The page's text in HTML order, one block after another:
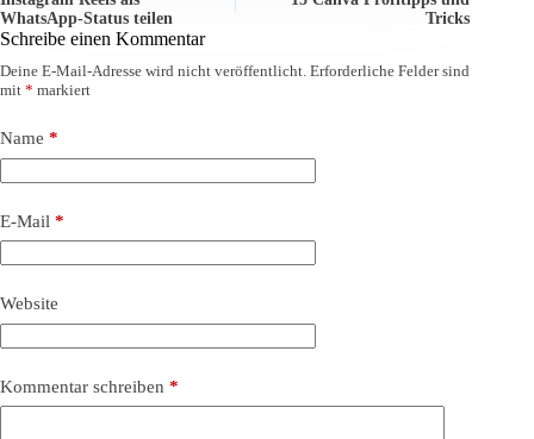
WhatsApp-Status teilen
Tricks
Schreibe einen Kommentar
Deine E-Mail-Adresse wird nicht veröffentlicht. Erforderliche Felder sind
mit * markiert
Name *
E-Mail *
Website
Kommentar schreiben *